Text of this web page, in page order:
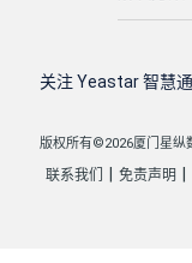
关注 Yeastar 智慧
版权所有©2026厦门星纵
联系我们 免责声明